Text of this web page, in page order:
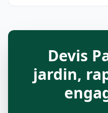
Devis
jardin,